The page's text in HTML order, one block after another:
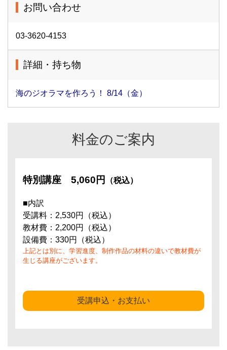
お問い合わせ
03-3620-4153
詳細・持ち物
海のジオラマを作ろう！ 8/14（金）
料金のご案内
特別講座 5,060円 （税込）
■内訳
受講料：2,530円（税込）
教材費：2,200円（税込）
設備費：330円（税込）
上記とは別に、学習進度、制作作品の材料の違いで教材費が
生じる講座がございます。
受講申込・お支払い